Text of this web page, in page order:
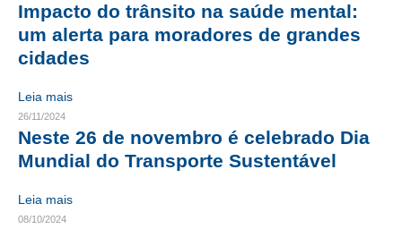
OPORTUNIDADES
APRESENTAÇÃO
CARREIRA
AUTÔNOMOS E SERVIÇOS
Impacto do trânsito na saúde mental:
um alerta para moradores de grandes
cidades
Leia mais
26/11/2024
Neste 26 de novembro é celebrado Dia
Mundial do Transporte Sustentável
Leia mais
08/10/2024